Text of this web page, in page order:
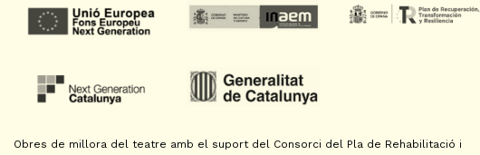
Obres de millora del teatre amb el suport del Consorci del Pla de Rehabilitació i